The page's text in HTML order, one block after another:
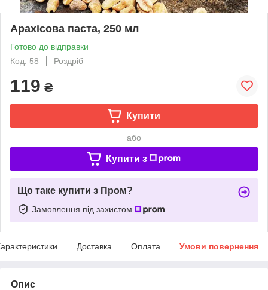
Арахісова паста, 250 мл
Готово до відправки
Код: 58
Роздріб
119 ₴
Купити
або
Купити з
Що таке купити з Пром?
Замовлення під захистом
Доставка Оплата Умови повернення
Опис